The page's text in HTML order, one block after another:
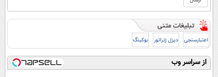
اعتبارسنجی دیزل ژنراتور بوکینگ
از سراسر وب